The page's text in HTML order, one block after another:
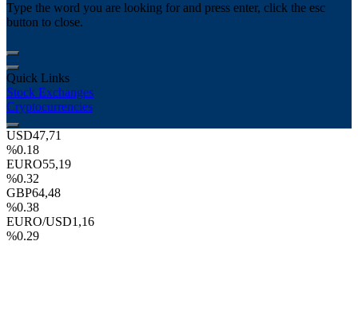
Type the word you are looking for and press enter, click the esc
button to close.
Quick Links
Stock Exchanges
Cryptocurrencies
USD47,71
%0.18
EURO55,19
%0.32
GBP64,48
%0.38
EURO/USD1,16
%0.29